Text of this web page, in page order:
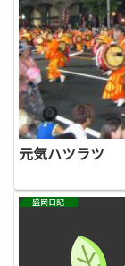
元気ハツラツ
盛岡日記